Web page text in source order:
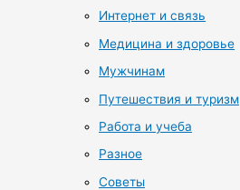
Интернет и связь
Медицина и здоровье
Мужчинам
Путешествия и туризм
Работа и учеба
Разное
Советы